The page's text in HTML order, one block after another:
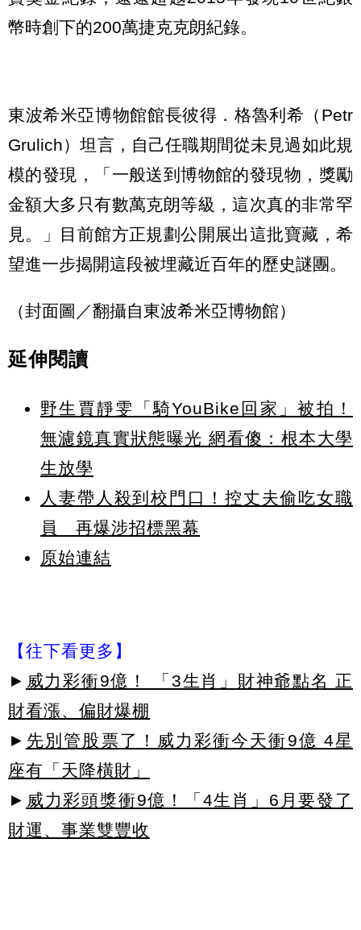
幣時創下的200萬捷克克朗紀錄。
東波希米亞博物館館長彼得．格魯利希（Petr
Grulich）坦言，自己任職期間從未見過如此規
模的發現，「一般送到博物館的發現物，獎勵
金額大多只有數萬克朗等級，這次真的非常罕
見。」目前館方正規劃公開展出這批寶藏，希
望進一步揭開這段被埋藏近百年的歷史謎團。
（封面圖／翻攝自東波希米亞博物館）
延伸閱讀
野生賈靜雯「騎YouBike回家」被拍！
無濾鏡真實狀態曝光 網看傻：根本大學
生放學
人妻帶人殺到校門口！控丈夫偷吃女職
員 再爆涉招標黑幕
原始連結
【往下看更多】
► 威力彩衝9億！ 「3生肖」財神爺點名 正
財看漲、偏財爆棚
► 先別管股票了！威力彩衝今天衝9億 4星
座有「天降橫財」
► 威力彩頭獎衝9億！「4生肖」6月要發了
財運、事業雙豐收